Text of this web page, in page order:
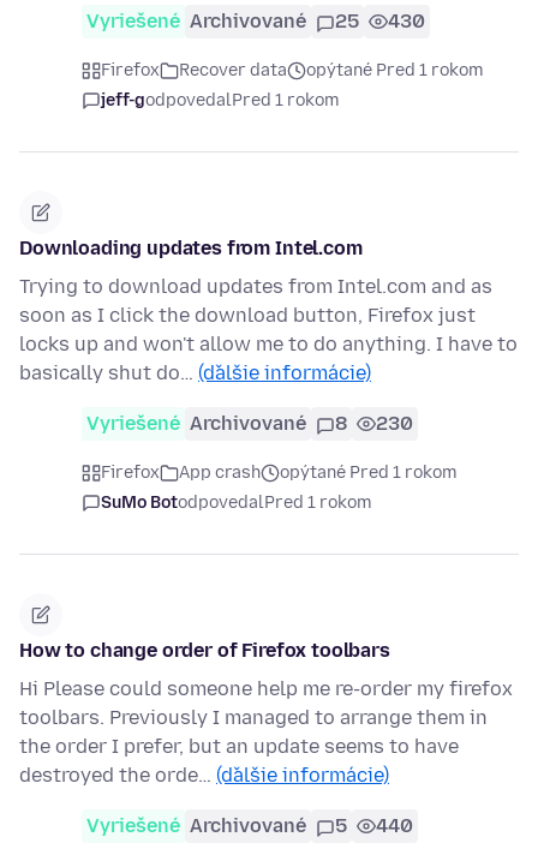
Vyriešené Archivované 25 430
Firefox Recover data
opýtané Pred 1 rokom
jeff-godpovedalPred 1 rokom
Downloading updates from Intel.com
Trying to download updates from Intel.com and as
soon as I click the download button, Firefox just
locks up and won't allow me to do anything. I have to
basically shut do… (ďalšie informácie)
Vyriešené Archivované 8 230
Firefox App crash
opýtané Pred 1 rokom
SuMo BotodpovedalPred 1 rokom
How to change order of Firefox toolbars
Hi Please could someone help me re-order my firefox
toolbars. Previously I managed to arrange them in
the order I prefer, but an update seems to have
destroyed the orde… (ďalšie informácie)
Vyriešené Archivované 5 440